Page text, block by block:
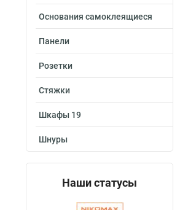
Основания самоклеящиеся
Панели
Розетки
Стяжки
Шкафы 19
Шнуры
Наши статусы